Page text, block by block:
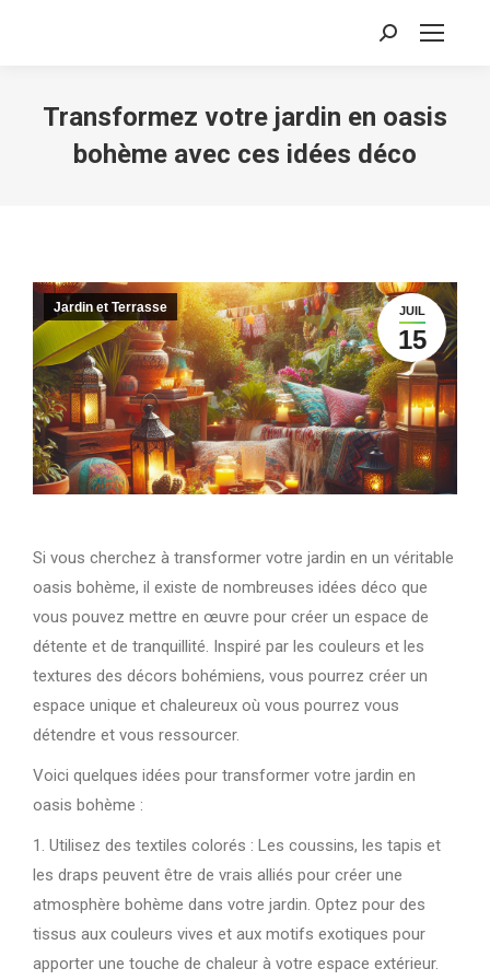
Recherche
Transformez votre jardin en oasis
bohème avec ces idées déco
JUIL
15
Jardin et Terrasse
Si vous cherchez à transformer votre jardin en un véritable
oasis bohème, il existe de nombreuses idées déco que
vous pouvez mettre en œuvre pour créer un espace de
détente et de tranquillité. Inspiré par les couleurs et les
textures des décors bohémiens, vous pourrez créer un
espace unique et chaleureux où vous pourrez vous
détendre et vous ressourcer.
Voici quelques idées pour transformer votre jardin en
oasis bohème :
1. Utilisez des textiles colorés : Les coussins, les tapis et
les draps peuvent être de vrais alliés pour créer une
atmosphère bohème dans votre jardin. Optez pour des
tissus aux couleurs vives et aux motifs exotiques pour
apporter une touche de chaleur à votre espace extérieur.